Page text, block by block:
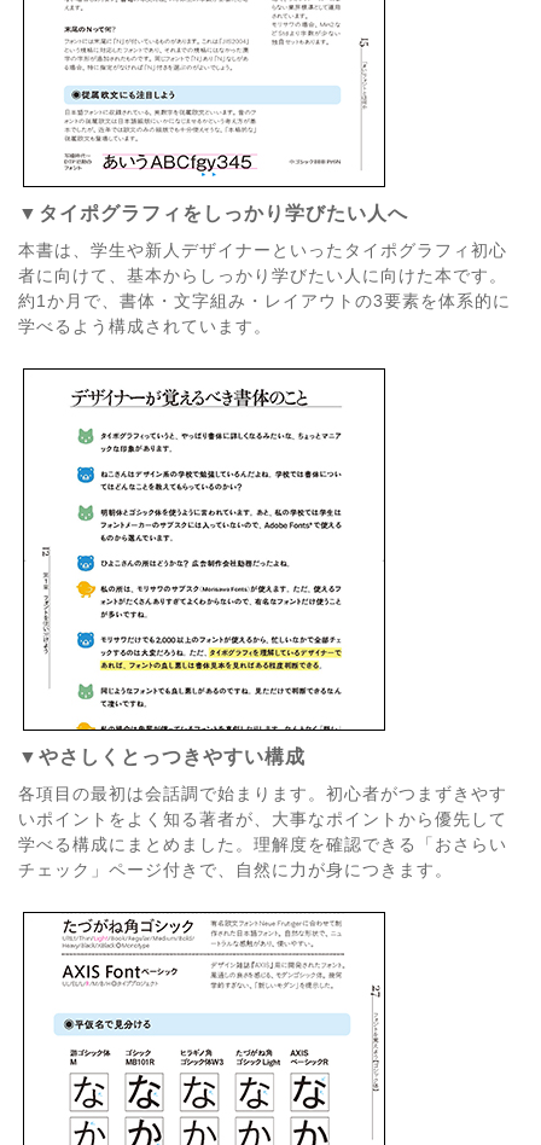
▼タイポグラフィをしっかり学びたい人へ
本書は、学生や新人デザイナーといったタイポグラフィ初心
者に向けて、基本からしっかり学びたい人に向けた本です。
約1か月で、書体・文字組み・レイアウトの3要素を体系的に
学べるよう構成されています。
▼やさしくとっつきやすい構成
各項目の最初は会話調で始まります。初心者がつまずきやす
いポイントをよく知る著者が、大事なポイントから優先して
学べる構成にまとめました。理解度を確認できる「おさらい
チェック」ページ付きで、自然に力が身につきます。